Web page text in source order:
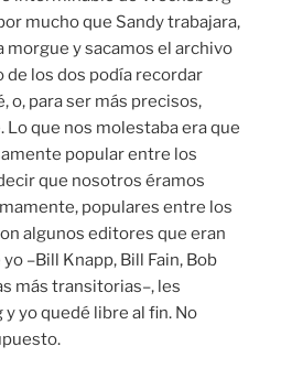
mucho que Sandy trabajara,
morgue y sacamos el archivo
de los dos podía recordar
o, para ser más precisos,
que nos molestaba era que
popular entre los
que nosotros éramos
populares entre los
algunos editores que eran
–Bill Knapp, Bill Fain, Bob
más transitorias–, les
yo quedé libre al fin. No